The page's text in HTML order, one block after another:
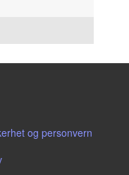
og personvern